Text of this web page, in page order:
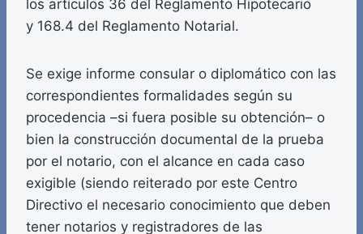
los artículos 36 del Reglamento Hipotecario
y 168.4 del Reglamento Notarial.
Se exige informe consular o diplomático con las
correspondientes formalidades según su
procedencia –si fuera posible su obtención– o
bien la construcción documental de la prueba
por el notario, con el alcance en cada caso
exigible (siendo reiterado por este Centro
Directivo el necesario conocimiento que deben
tener notarios y registradores de las